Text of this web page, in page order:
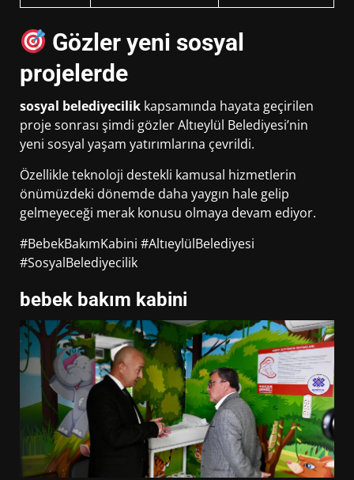
Gözler yeni sosyal
projelerde
sosyal belediyecilik kapsamında hayata geçirilen
proje sonrası şimdi gözler Altıeylül Belediyesi’nin
yeni sosyal yaşam yatırımlarına çevrildi.
Özellikle teknoloji destekli kamusal hizmetlerin
önümüzdeki dönemde daha yaygın hale gelip
gelmeyeceği merak konusu olmaya devam ediyor.
#BebekBakımKabini #AltıeylülBelediyesi
#SosyalBelediyecilik
bebek bakım kabini